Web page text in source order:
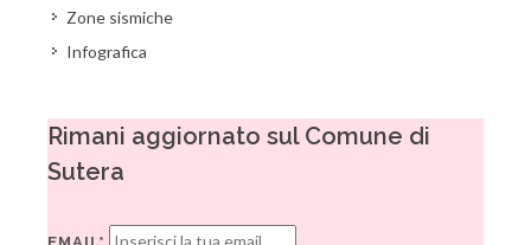
Zone sismiche
Infografica
Rimani aggiornato sul Comune di
Sutera